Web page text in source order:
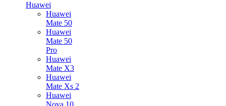
Huawei
Huawei
Mate 50
Huawei
Mate 50
Pro
Huawei
Mate X3
Huawei
Mate Xs 2
Huawei
Nova 10